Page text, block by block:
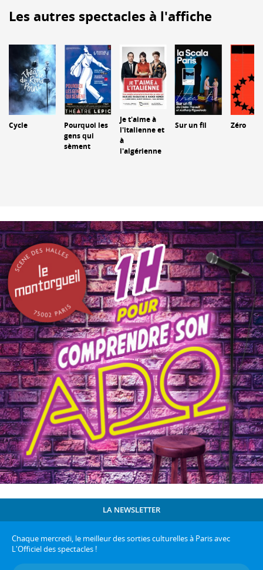
Les autres spectacles à l'affiche
Cycle
Pourquoi les
gens qui
sèment
Je t'aime à
l'italienne et
à
l'algérienne
Sur un fil Zéro
LA NEWSLETTER
Chaque mercredi, le meilleur des sorties culturelles à Paris avec
L'Officiel des spectacles !